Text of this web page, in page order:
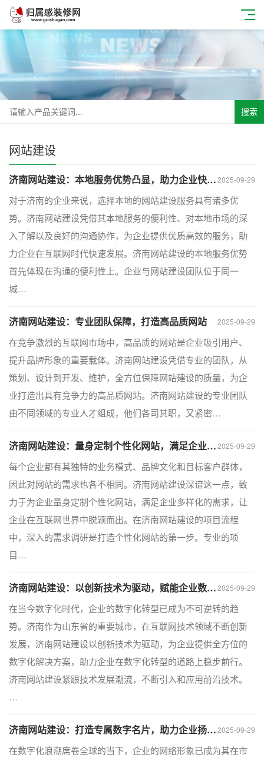
搜索
网站建设
2025-09-29
济南网站建设：本地服务优势凸显，助力企业快速发展
对于济南的企业来说，选择本地的网站建设服务具有诸多优
势。济南网站建设凭借其本地服务的便利性、对本地市场的深
入了解以及良好的沟通协作，为企业提供优质高效的服务，助
力企业在互联网时代快速发展。济南网站建设的本地服务优势
首先体现在沟通的便利性上。企业与网站建设团队位于同一
城…
2025-09-29
济南网站建设：专业团队保障，打造高品质网站
在竞争激烈的互联网市场中，高品质的网站是企业吸引用户、
提升品牌形象的重要载体。济南网站建设凭借专业的团队，从
策划、设计到开发、维护，全方位保障网站建设的质量，为企
业打造出具有竞争力的高品质网站。济南网站建设的专业团队
由不同领域的专业人才组成，他们各司其职，又紧密…
2025-09-29
济南网站建设：量身定制个性化网站，满足企业多样化需求
每个企业都有其独特的业务模式、品牌文化和目标客户群体，
因此对网站的需求也各不相同。济南网站建设深谙这一点，致
力于为企业量身定制个性化网站，满足企业多样化的需求，让
企业在互联网世界中脱颖而出。在济南网站建设的项目流程
中，深入的需求调研是打造个性化网站的第一步。专业的项
目…
2025-09-29
济南网站建设：以创新技术为驱动，赋能企业数字化转型
在当今数字化时代，企业的数字化转型已成为不可逆转的趋
势。济南作为山东省的重要城市，在互联网技术领域不断创新
发展，济南网站建设以创新技术为驱动，为企业提供全方位的
数字化解决方案，助力企业在数字化转型的道路上稳步前行。
济南网站建设紧跟技术发展潮流，不断引入和应用前沿技术。
…
2025-09-29
济南网站建设：打造专属数字名片，助力企业扬帆互联网蓝海
在数字化浪潮席卷全球的当下，企业的网络形象已成为其在市